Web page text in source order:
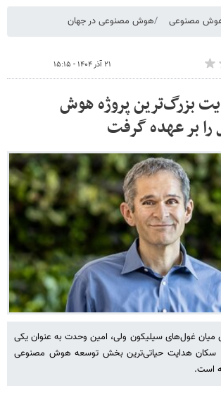
هوش مصنوعی هوش مصنوعی در جهان
۲۱ آذر ۱۴۰۴ - ۱۵:۱۵
بزرگ‌ترین پروژه هوش
بر عهده گرفت
میان غول‌های سیلیکون ولی، امین وحدت به عنوان یکی
سکان هدایت حیاتی‌ترین بخش توسعه هوش مصنوعی
است.